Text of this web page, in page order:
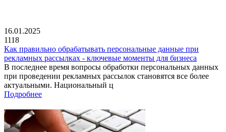
16.01.2025
1118
Как правильно обрабатывать персональные данные при
рекламных рассылках - ключевые моменты для бизнеса
В последнее время вопросы обработки персональных данных
при проведении рекламных рассылок становятся все более
актуальными. Национальный ц
Подробнее